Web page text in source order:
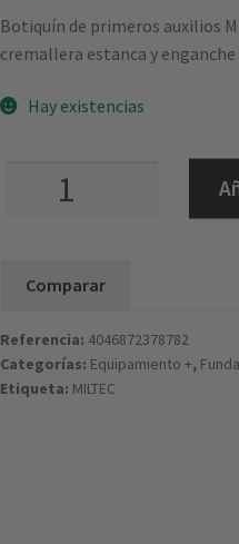
Botiquín de primeros auxilios
cremallera estanca y
Hay existencias
Botiquín
Rojo
cantidad
Comparar
Referencia: 4046872378782
Categorías: Equipamiento +,
Etiqueta: MILTEC